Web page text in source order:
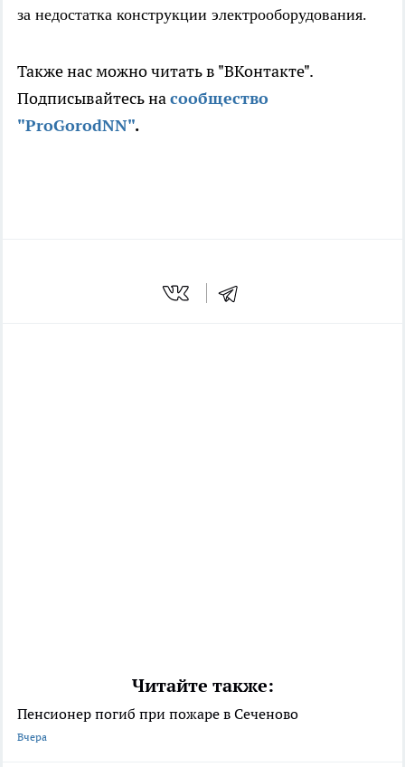
за недостатка конструкции электрооборудования.
Также нас можно читать в "ВКонтакте".
Подписывайтесь насообщество
"ProGorodNN".
Читайте также:
Пенсионер погиб при пожаре в Сеченово
Вчера